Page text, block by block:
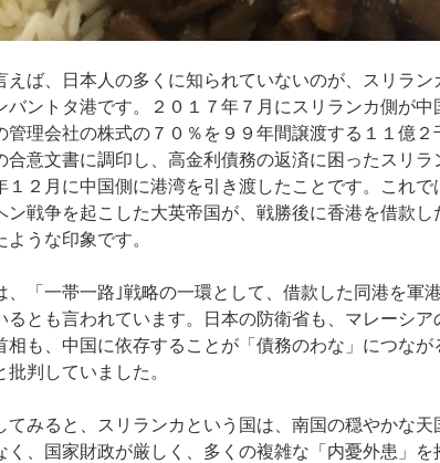
ば、日本人の多くに知られていないのが、スリラン
バントタ港です。２０１７年７月にスリランカ側が中
管理会社の株式の７０％を９９年間譲渡する１１億２
合意文書に調印し、高金利債務の返済に困ったスリラ
１２月に中国側に港湾を引き渡したことです。これで
ン戦争を起こした大英帝国が、戦勝後に香港を借款し
ような印象です。
「一帯一路｣戦略の一環として、借款した同港を軍
るとも言われています。日本の防衛省も、マレーシア
相も、中国に依存することが「債務のわな」につなが
批判していました。
みると、スリランカという国は、南国の穏やかな天
く、国家財政が厳しく、多くの複雑な「内憂外患」を